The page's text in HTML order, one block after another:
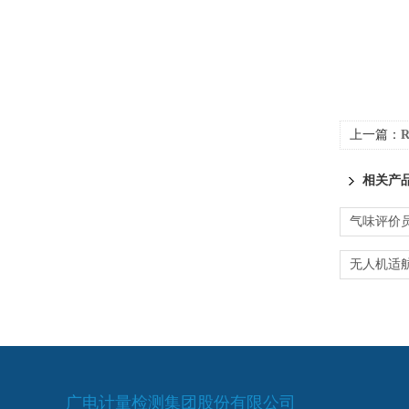
上一篇：
相关产
广电计量检测集团股份有限公司